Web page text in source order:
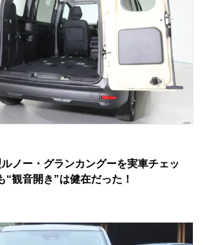
ノー・グランカングーを実車チェッ
“観音開き”は健在だった！